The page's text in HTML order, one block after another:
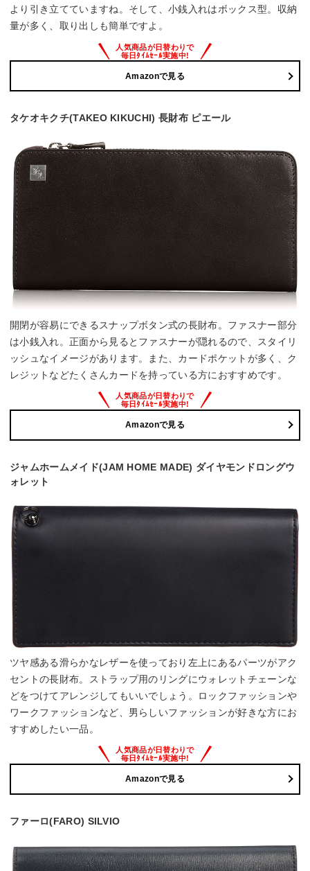
より引き立てていますね。そして、小銭入れはボックス型。収納
量が多く、取り出しも簡単ですよ。
Amazonで見る
タケオキクチ(TAKEO KIKUCHI) 長財布 ピエール
開閉が容易にできるスナップボタン式の長財布。ファスナー部分
は小銭入れ。正面から見るとファスナーが隠れるので、スタイリ
ッシュなイメージがあります。また、カードポケットが多く、ク
レジットなどたくさんカードを持っている方におすすめです。
Amazonで見る
ジャムホームメイド(JAM HOME MADE) ダイヤモンドロングウ
ォレット
ツヤ感ある滑らかなレザーを使っており左上にあるパーツがアク
セントの長財布。ストラップ用のリングにウォレットチェーンな
どをつけてアレンジしてもいいでしょう。ロックファッションや
ワークファッションなど、男らしいファッションが好きな方にお
すすめしたい一品。
Amazonで見る
ファーロ(FARO) SILVIO